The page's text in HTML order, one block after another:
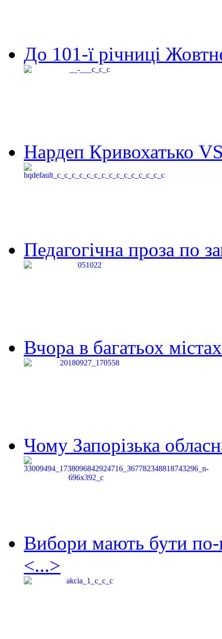
До 101-ї річниці
Нардеп Кривохатько
Педагогічна проза по
Вчора в багатьох
Чому Запорізька
Вибори мають бути по-
<...>